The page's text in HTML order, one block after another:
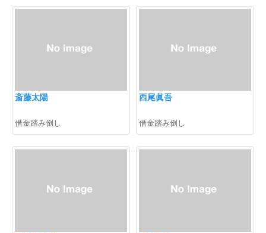
斎藤太陽
借金踏み倒し
西尾眞吾
借金踏み倒し